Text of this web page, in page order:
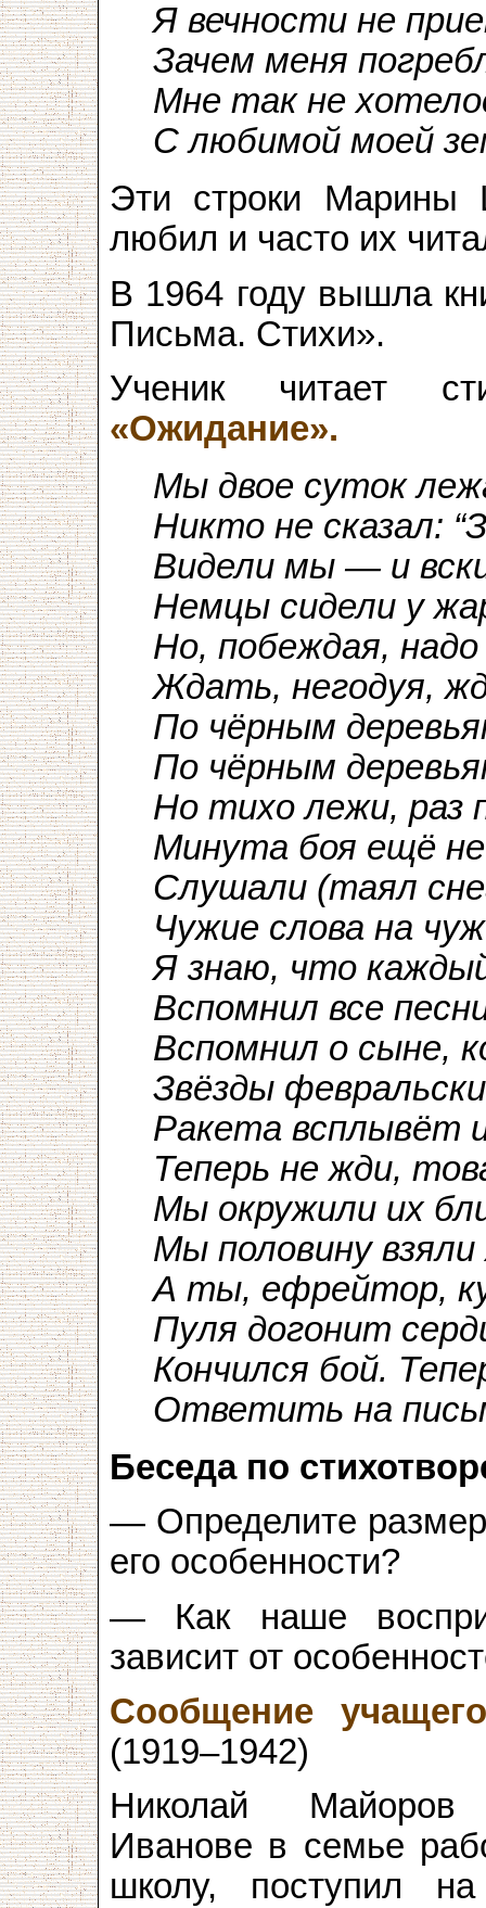
Я вечности не
Зачем меня
Мне так не
С любимой моей
Эти строки Марины
любил и часто их
В 1964 году вышла
Письма. Стихи».
Ученик читает
«Ожидание».
Мы двое суток
Никто не сказал:
Видели мы — и
Немцы сидели у
Но, побеждая,
Ждать, негодуя,
По чёрным
По чёрным
Но тихо лежи, раз
Минута боя ещё
Слушали (таял
Чужие слова на
Я знаю, что
Вспомнил все
Вспомнил о сыне,
Звёзды
Ракета всплывёт
Теперь не жди,
Мы окружили их
Мы половину
А ты, ефрейтор,
Пуля догонит
Кончился бой.
Ответить на
Беседа по
— Определите размер
его особенности?
— Как наше
зависит от
Сообщение
(1919–1942)
Николай
Иванове в семье
школу, поступил на